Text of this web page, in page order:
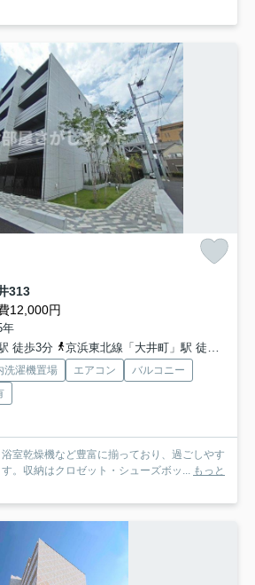
313
12,000円
年
徒歩3分
京浜東北線「大井町」駅 徒歩15分
洗濯機置場 エアコン
バルコニー
室乾燥機など豊富に揃っており、過ごしやす
。収納はクロゼット・シューズボッ... もっと